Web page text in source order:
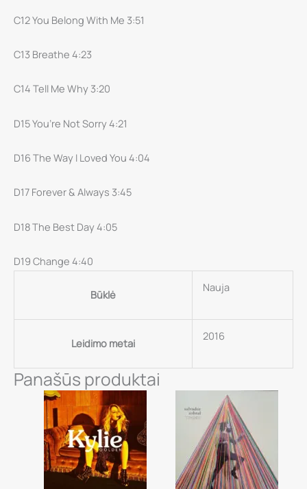
C12 You Belong With Me 3:51
C13 Breathe 4:23
C14 Tell Me Why 3:20
D15 You’re Not Sorry 4:21
D16 The Way I Loved You 4:04
D17 Forever & Always 3:45
D18 The Best Day 4:05
D19 Change 4:40
Būklė
Nauja
Leidimo metai
2016
Panašūs produktai